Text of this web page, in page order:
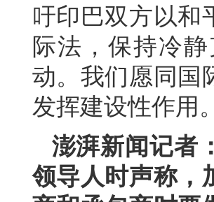
吁印巴双方以和
际法，保持冷
动。我们愿同国
发挥建设性作用。
澎湃新闻记者
领导人时声称，